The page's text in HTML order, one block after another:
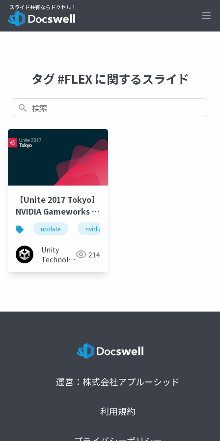
タグ #FLEX に関するスライド
検索
【Unite 2017 Tokyo】
NVIDIA Gameworks ア
ップデートおよびAnsel
とVRWorksの紹介
update nvidia
Unity
Technologies 214
運営：株式会社アプルーシッド
利用規約